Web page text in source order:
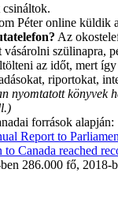
Péter online küldik
Az
az időt, mert így
riportokat,
nyomtatott könyvek
források alapján:
Report to
Canada reached
286.000 fő, 2018-